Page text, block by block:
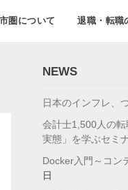
圏について 退職・転職
NEWS
日本のインフレ、
会計士1,500人の
実態」を学ぶセミ
Docker入門～コン
日